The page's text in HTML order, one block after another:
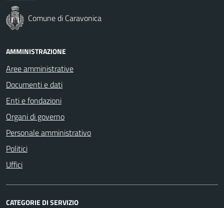
Comune di Caravonica
AMMINISTRAZIONE
Aree amministrative
Documenti e dati
Enti e fondazioni
Organi di governo
Personale amministrativo
Politici
Uffici
CATEGORIE DI SERVIZIO